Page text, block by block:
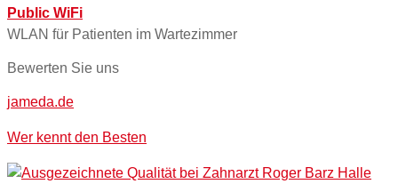
Public WiFi
WLAN für Patienten im Wartezimmer
Bewerten Sie uns
jameda.de
Wer kennt den Besten